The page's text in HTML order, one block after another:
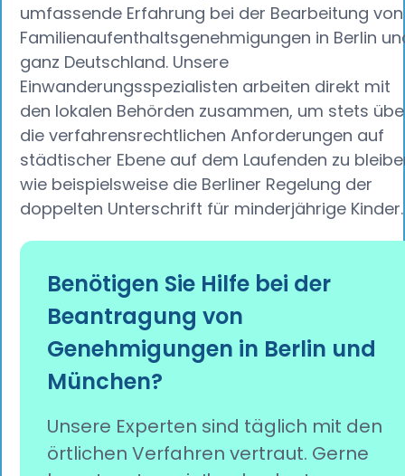
umfassende Erfahrung bei der Bearbeitung von
Familienaufenthaltsgenehmigungen in Berlin
ganz Deutschland. Unsere
Einwanderungsspezialisten arbeiten direkt mit
den lokalen Behörden zusammen, um stets
die verfahrensrechtlichen Anforderungen auf
städtischer Ebene auf dem Laufenden zu
wie beispielsweise die Berliner Regelung der
doppelten Unterschrift für minderjährige Kinder.
Benötigen Sie Hilfe bei der
Beantragung von
Genehmigungen in Berlin und
München?
Unsere Experten sind täglich mit den
örtlichen Verfahren vertraut. Gerne